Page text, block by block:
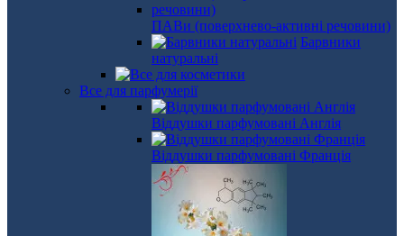
ПАВи (поверхнево-активні речовини)
Барвники
натуральні
Все для парфумерії
Віддушки парфумовані Англія
Віддушки парфумовані Франція